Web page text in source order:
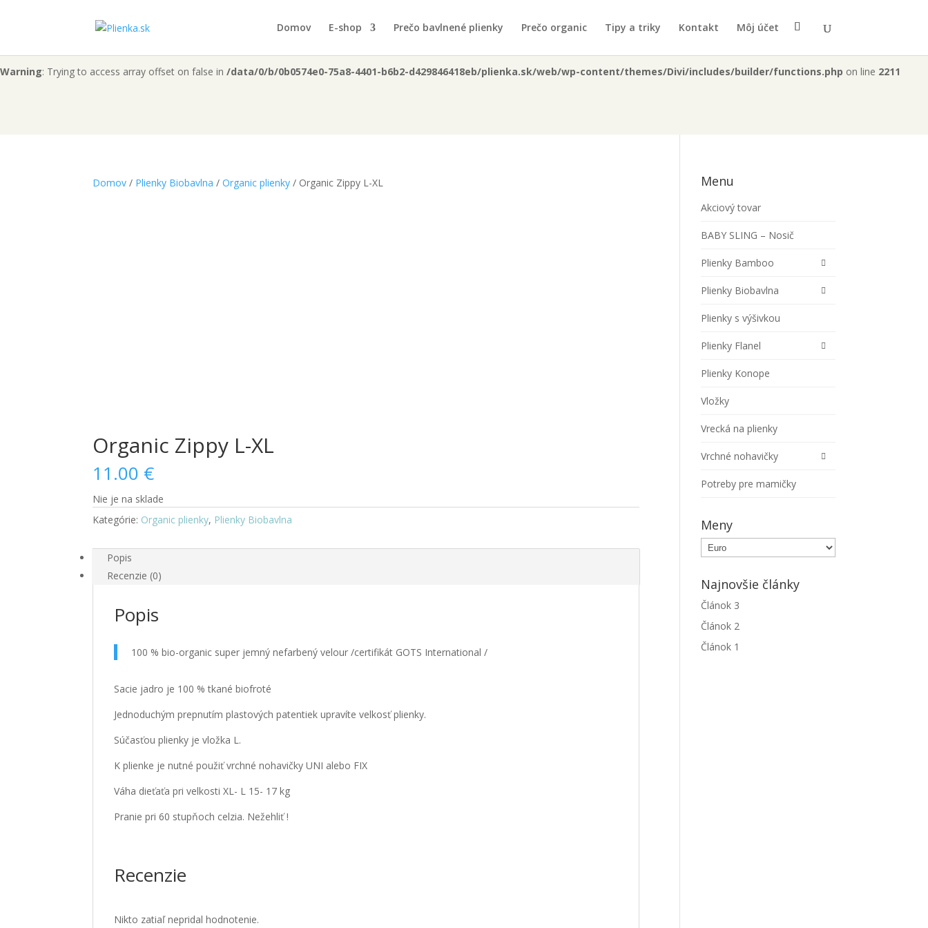
: "continue" targeting switch is equivalent to "break". Did you mean to use "continue 2"? in/data/0/b/0b0574e0-75a8-4401-b6b2-d429846418eb/plienka.sk/web/wp-
Warning: Trying to access array offset on false in /data/0/b/0b0574e0-75a8-4401-b6b2-d429846418eb/plienka.sk/web/wp-content/themes/Divi/includes/builder/functions.php on line 2211
Domov E-shop Prečo bavlnené plienky Prečo organic Tipy a triky Kontakt Môj účet
Domov / Plienky Biobavlna /Organic plienky / Organic Zippy L-XL
Organic Zippy L-XL
11.00 €
Nie je na sklade
Kategórie: Organic plienky, Plienky Biobavlna
Popis
Recenzie (0)
Popis
100 % bio-organic super jemný nefarbený velour /certifikát GOTS International /
Sacie jadro je 100 % tkané biofroté
Jednoduchým prepnutím plastových patentiek upravíte velkosť plienky.
Súčasťou plienky je vložka L.
K plienke je nutné použiť vrchné nohavičky UNI alebo FIX
Váha dieťaťa pri velkosti XL- L 15- 17 kg
Pranie pri 60 stupňoch celzia. Nežehliť !
Recenzie
Nikto zatiaľ nepridal hodnotenie.
Menu
Akciový tovar
BABY SLING – Nosič
Plienky Bamboo
Plienky Biobavlna
Plienky s výšivkou
Plienky Flanel
Plienky Konope
Vložky
Vrecká na plienky
Vrchné nohavičky
Potreby pre mamičky
Meny
Najnovšie články
Článok 3
Článok 2
Článok 1